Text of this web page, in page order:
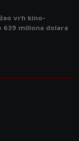
vrh kino-
639 miliona dolara